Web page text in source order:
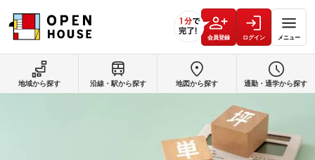
会員登録 ログイン メニュー
地域から探す 沿線・駅から探す 地図から探す 通勤・通学から探す